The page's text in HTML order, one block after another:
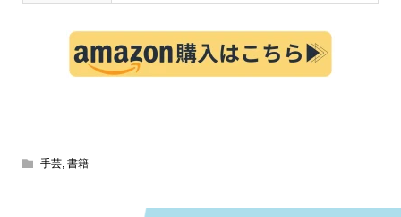
手芸, 書籍